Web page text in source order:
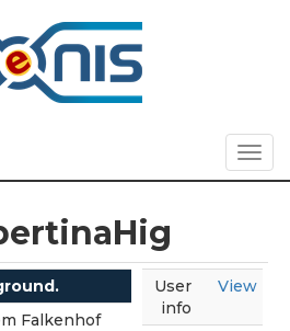
Falkenhof
User
info
View